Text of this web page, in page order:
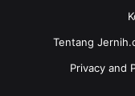
Tentang
Privacy and